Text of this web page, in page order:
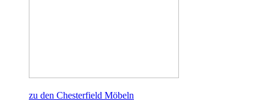
zu den Chesterfield Möbeln